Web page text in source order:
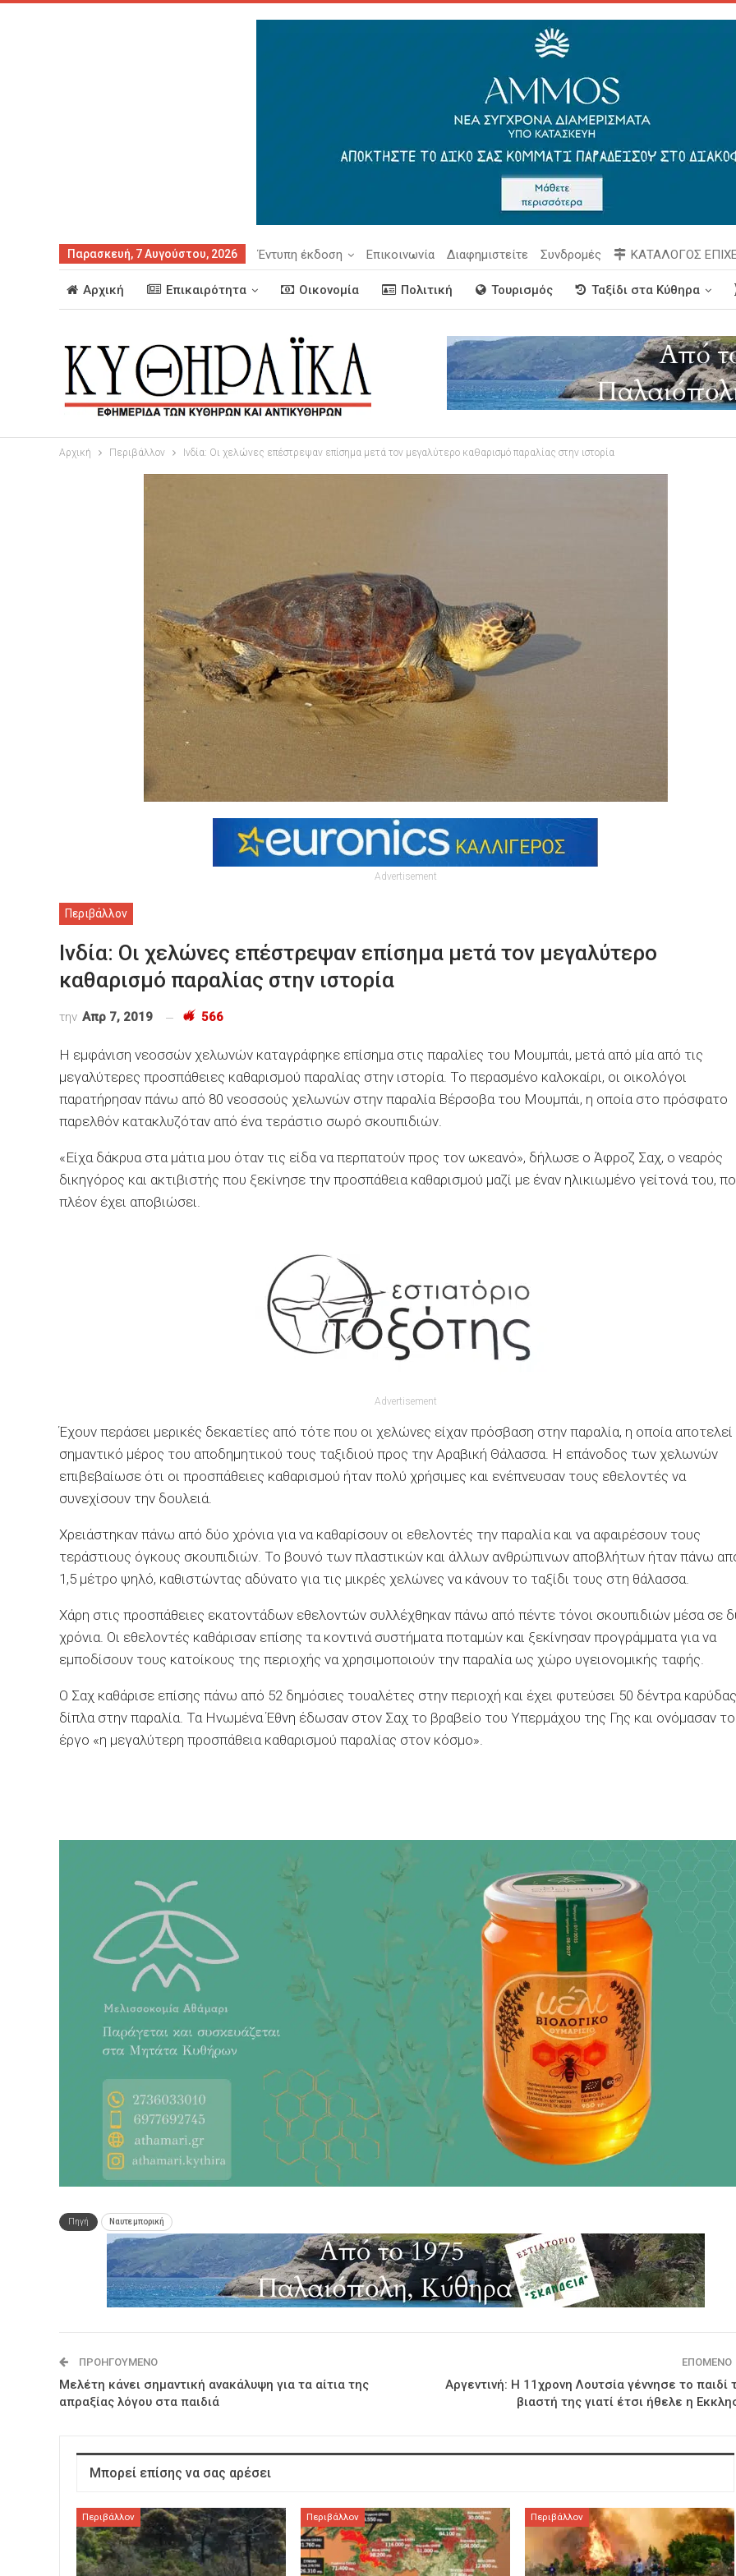
Παρασκευή, 7 Αυγούστου, 2026 Έντυπη έκδοση Επικοινωνία Διαφημιστείτε Συνδρομές ΚΑΤΑΛΟΓΟΣ
Αρχική Επικαιρότητα Οικονομία Πολιτική Τουρισμός Ταξίδι στα Κύθηρα
Αρχική Περιβάλλον Ινδία: Οι χελώνες επέστρεψαν επίσημα μετά τον μεγαλύτερο καθαρισμό παραλίας στην ιστορία
Advertisement
Περιβάλλον
Ινδία: Οι χελώνες επέστρεψαν επίσημα μετά τον μεγαλύτερο
καθαρισμό παραλίας στην ιστορία
την Απρ 7, 2019 566
Η εμφάνιση νεοσσών χελωνών καταγράφηκε επίσημα στις παραλίες του Μουμπάι, μετά από μία από τις
μεγαλύτερες προσπάθειες καθαρισμού παραλίας στην ιστορία. Το περασμένο καλοκαίρι, οι οικολόγοι
παρατήρησαν πάνω από 80 νεοσσούς χελωνών στην παραλία Βέρσοβα του Μουμπάι, η οποία στο πρόσφατο
παρελθόν κατακλυζόταν από ένα τεράστιο σωρό σκουπιδιών.
«Είχα δάκρυα στα μάτια μου όταν τις είδα να περπατούν προς τον ωκεανό», δήλωσε ο Άφροζ Σαχ, ο νεαρός
δικηγόρος και ακτιβιστής που ξεκίνησε την προσπάθεια καθαρισμού μαζί με έναν ηλικιωμένο γείτονά του,
πλέον έχει αποβιώσει.
Advertisement
Έχουν περάσει μερικές δεκαετίες από τότε που οι χελώνες είχαν πρόσβαση στην παραλία, η οποία αποτελεί
σημαντικό μέρος του αποδημητικού τους ταξιδιού προς την Αραβική Θάλασσα. Η επάνοδος των χελωνών
επιβεβαίωσε ότι οι προσπάθειες καθαρισμού ήταν πολύ χρήσιμες και ενέπνευσαν τους εθελοντές να
συνεχίσουν την δουλειά.
Χρειάστηκαν πάνω από δύο χρόνια για να καθαρίσουν οι εθελοντές την παραλία και να αφαιρέσουν τους
τεράστιους όγκους σκουπιδιών. Το βουνό των πλαστικών και άλλων ανθρώπινων αποβλήτων ήταν πάνω
1,5 μέτρο ψηλό, καθιστώντας αδύνατο για τις μικρές χελώνες να κάνουν το ταξίδι τους στη θάλασσα.
Χάρη στις προσπάθειες εκατοντάδων εθελοντών συλλέχθηκαν πάνω από πέντε τόνοι σκουπιδιών μέσα σε
χρόνια. Οι εθελοντές καθάρισαν επίσης τα κοντινά συστήματα ποταμών και ξεκίνησαν προγράμματα για να
εμποδίσουν τους κατοίκους της περιοχής να χρησιμοποιούν την παραλία ως χώρο υγειονομικής ταφής.
Ο Σαχ καθάρισε επίσης πάνω από 52 δημόσιες τουαλέτες στην περιοχή και έχει φυτεύσει 50 δέντρα καρύδας
δίπλα στην παραλία. Τα Ηνωμένα Έθνη έδωσαν στον Σαχ το βραβείο του Υπερμάχου της Γης και ονόμασαν το
έργο «η μεγαλύτερη προσπάθεια καθαρισμού παραλίας στον κόσμο».
Πηγή Ναυτεμπορική
ΠΡΟΗΓΟΎΜΕΝΟ
Μελέτη κάνει σημαντική ανακάλυψη για τα αίτια της
απραξίας λόγου στα παιδιά
ΕΠΌΜΕΝΟ
Αργεντινή: Η 11χρονη Λουτσία γέννησε το παιδί
βιαστή της γιατί έτσι ήθελε η
Μπορεί επίσης να σας αρέσει
Περιβάλλον Περιβάλλον Περιβάλλον